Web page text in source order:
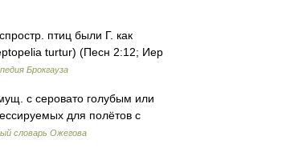
птиц были Г. как
turtur) (Песн 2:12; Иер
Брокгауза
с серовато голубым или
для полётов с
словарь Ожегова